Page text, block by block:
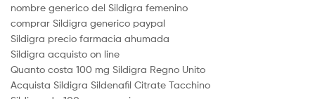
nombre generico del Sildigra femenino
comprar Sildigra generico paypal
Sildigra precio farmacia ahumada
Sildigra acquisto on line
Quanto costa 100 mg Sildigra Regno Unito
Acquista Sildigra Sildenafil Citrate Tacchino